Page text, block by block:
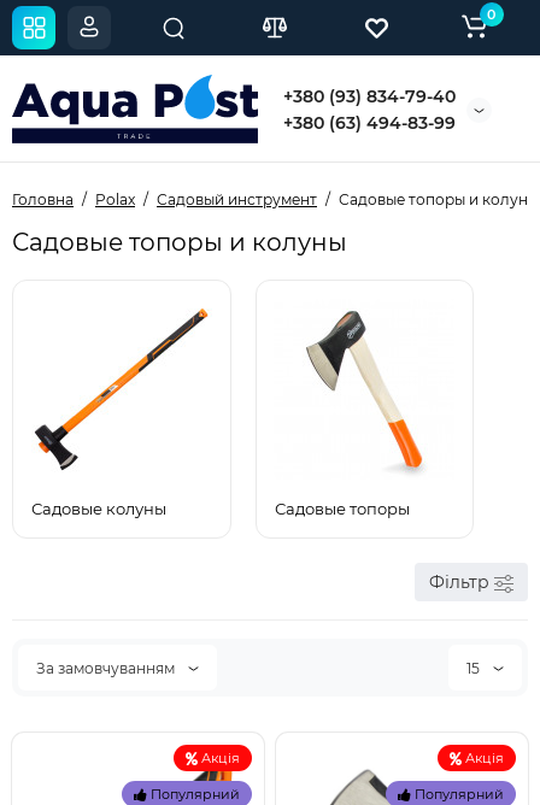
+380 (93) 834-79-40
+380 (63) 494-83-99
0
Головна Polax Садовый инструмент Садовые топоры и колуны
Садовые топоры и колуны
Садовые колуны Садовые топоры
Фільтр
За замовчуванням 15
Акція
Популярний
Акція
Популярний